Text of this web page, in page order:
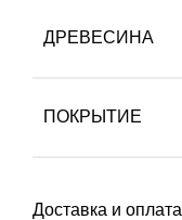
ДРЕВЕСИНА
ПОКРЫТИЕ
Доставка и оплата